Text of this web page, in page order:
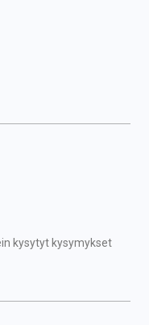
kysytyt kysymykset